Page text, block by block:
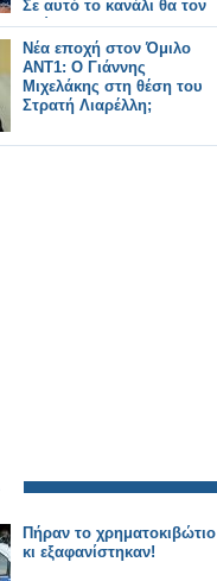
Σε αυτό το κανάλι θα τον
δούμε
Νέα εποχή στον Όμιλο
ANT1: Ο Γιάννης
Μιχελάκης στη θέση του
Στρατή Λιαρέλλη;
Πήραν το χρηματοκιβώτιο
κι εξαφανίστηκαν!